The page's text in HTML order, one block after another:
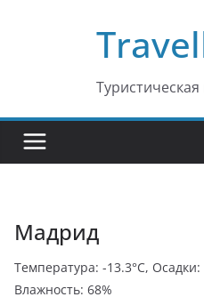
Мадрид
Температура: -13.3°C,
Влажность: 68%